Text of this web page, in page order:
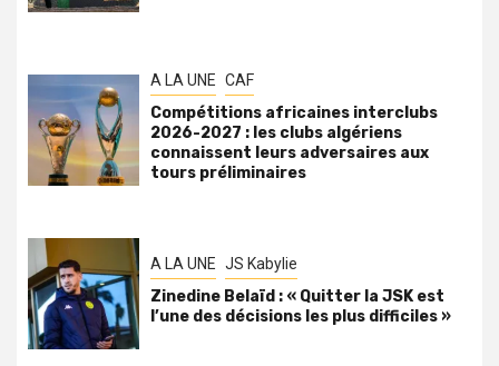
A LA UNE CAF
Compétitions africaines interclubs
2026-2027 : les clubs algériens
connaissent leurs adversaires aux
tours préliminaires
A LA UNE JS Kabylie
Zinedine Belaïd : « Quitter la JSK est
l’une des décisions les plus difficiles »